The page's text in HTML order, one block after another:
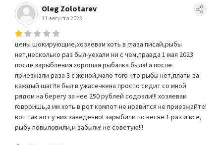
Oleg Zolotarev
11 августа 2023
цены шокирующие,хозяевам хоть в глаза писай,рыбы
нет,несколько раз был-уехали ни с чем,правда 1 мая 2023
после зарыбления хорошая рыбалка была! а после
приезжали раза 3 с женой,мало того что рыбы нет,плати за
каждый шаг?!я был в ужасе-жена просто сидит со мной
рядом на берегу за нее 250 рублей содрали!!! хозяевам
говоришь,а им хоть в рот компот-не нравится не приезжайте!
вот так вот у них заведенно! зарыбили по весне 1 раз и все,
рыбу повыловили,и забыли! не советую!!!